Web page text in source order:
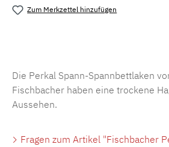
Zum Merkzettel hinzufügen
Die Perkal Spann-Spannbettlaken
Fischbacher haben eine trockene
Aussehen.
Fragen zum Artikel "Fischbacher